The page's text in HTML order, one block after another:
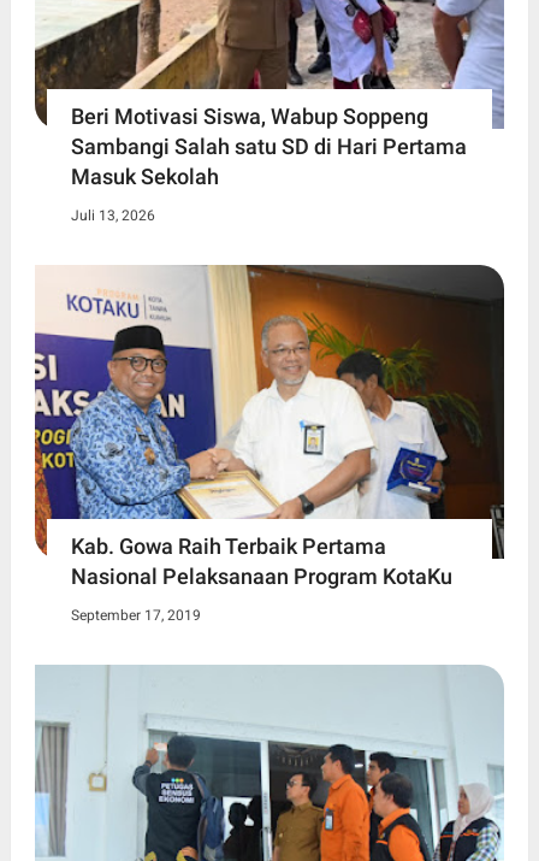
Beri Motivasi Siswa, Wabup Soppeng
Sambangi Salah satu SD di Hari Pertama
Masuk Sekolah
Juli 13, 2026
Kab. Gowa Raih Terbaik Pertama
Nasional Pelaksanaan Program KotaKu
September 17, 2019